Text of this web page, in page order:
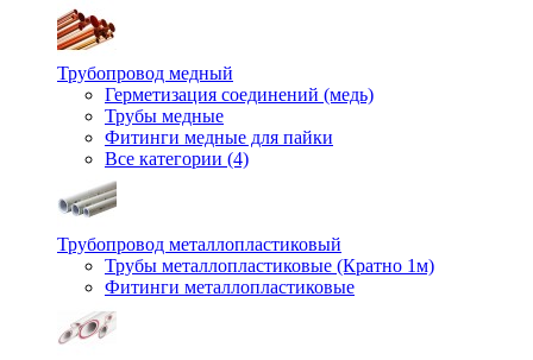
Трубопровод медный
Герметизация соединений (медь)
Трубы медные
Фитинги медные для пайки
Все категории (4)
Трубопровод металлопластиковый
Трубы металлопластиковые (Кратно 1м)
Фитинги металлопластиковые